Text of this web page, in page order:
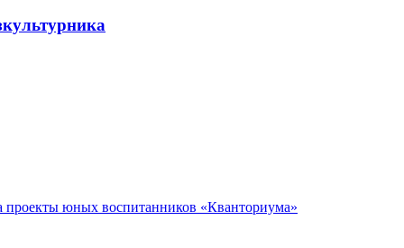
юных воспитанников «Кванториума»